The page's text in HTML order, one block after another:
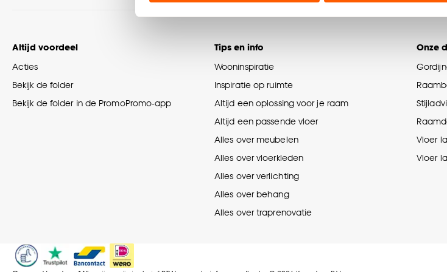
Klik op ‘Ja, alles toestaan’ om gebruik te maken van alle
accepteren door op ‘Cookies aanpassen’ te klikken.
Goed om te weten is dat je deze keuze altijd nog kan
Altijd voordeel
Acties
Bekijk de folder
Bekijk de folder in de PromoPromo-app
Tips en info
Wooninspiratie
Inspiratie op ruimte
Altijd een oplossing voor je raam
Altijd een passende vloer
Alles over meubelen
Alles over vloerkleden
Alles over verlichting
Alles over behang
Alles over traprenovatie
Onze
Vloer
Vloer